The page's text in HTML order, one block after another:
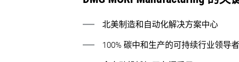
北美制造和自动化解决方案中心
100% 碳中和生产的可持续行业领导者